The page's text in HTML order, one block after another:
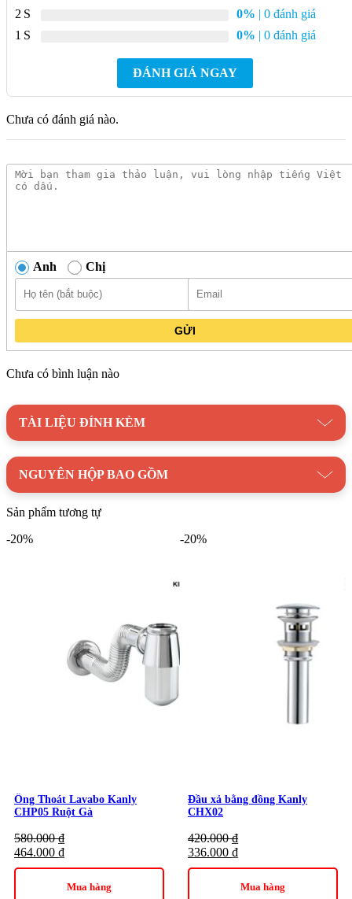
2
0% | 0 đánh giá
1
0% | 0 đánh giá
ĐÁNH GIÁ NGAY
Chưa có đánh giá nào.
Anh Chị
GỬI
Chưa có bình luận nào
TÀI LIỆU ĐÍNH KÈM
NGUYÊN HỘP BAO GỒM
Sản phẩm tương tự
-20%
Ống Thoát Lavabo Kanly
CHP05 Ruột Gà
580.000₫
464.000 ₫
Mua hàng
-20%
Đầu xả bằng đồng Kanly
CHX02
420.000₫
336.000 ₫
Mua hàng